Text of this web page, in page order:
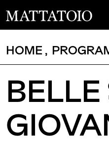
HOME ,